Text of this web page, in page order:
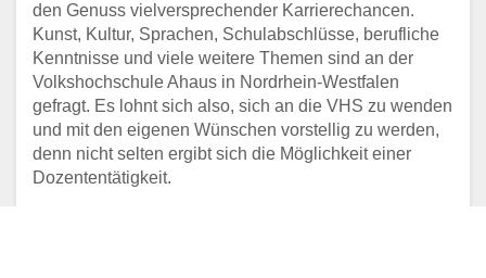
den Genuss vielversprechender Karrierechancen.
Kunst, Kultur, Sprachen, Schulabschlüsse, berufliche
Kenntnisse und viele weitere Themen sind an der
Volkshochschule Ahaus in Nordrhein-Westfalen
gefragt. Es lohnt sich also, sich an die VHS zu wenden
und mit den eigenen Wünschen vorstellig zu werden,
denn nicht selten ergibt sich die Möglichkeit einer
Dozententätigkeit.